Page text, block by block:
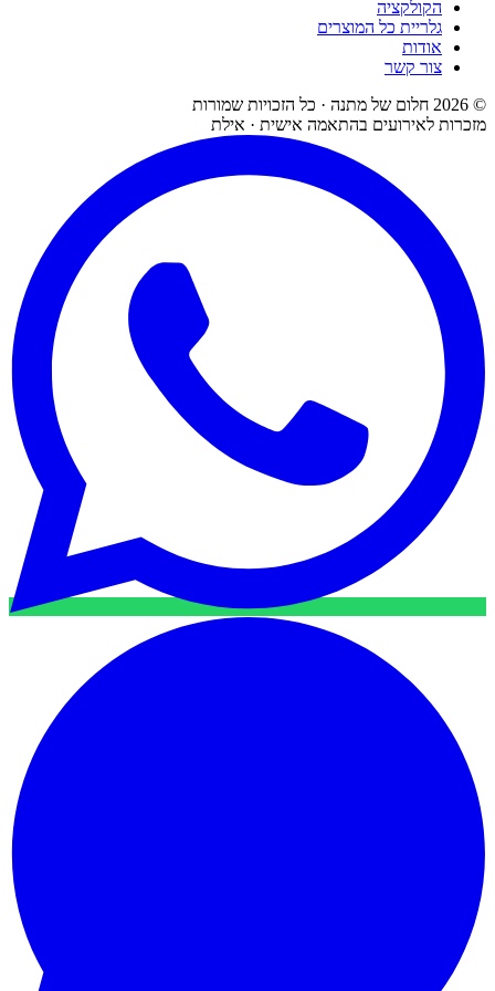
הקולקציה
גלריית כל המוצרים
אודות
צור קשר
©
2026 חלום של מתנה · כל הזכויות שמורות
מזכרות לאירועים בהתאמה אישית · אילת